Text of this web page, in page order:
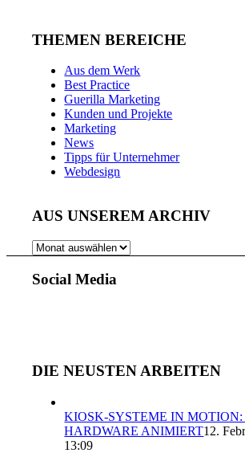
THEMEN BEREICHE
Aus dem Werk
Best Practice
Guerilla Marketing
Kunden und Projekte
Marketing
News
Tipps für Unternehmer
Webdesign
AUS UNSEREM ARCHIV
AUS
UNSEREM
ARCHIV
Social Media
DIE NEUSTEN ARBEITEN
KIOSK-SYSTEME IN
HARDWARE ANIMIERT12.
13:09